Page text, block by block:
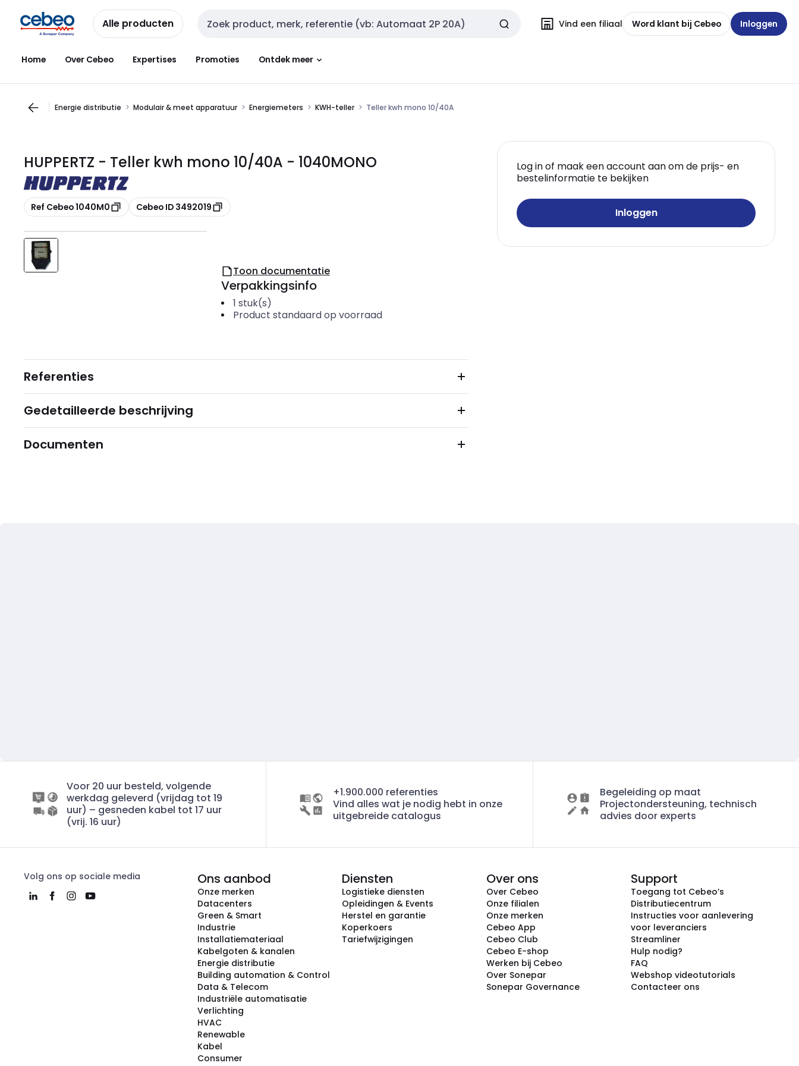
naar
navigatie
naar
inhoud
Alle producten Zoekveld invoer Vind een filiaal Word klant bij Cebeo Inloggen
Home Over Cebeo Expertises Promoties Ontdek meer
Energie distributie Modulair & meet apparatuur Energiemeters KWH-teller Teller kwh mono 10/40A
HUPPERTZ - Teller kwh mono 10/40A - 1040MONO
Kopiëren
Ref Cebeo 1040M0 Kopiëren
Cebeo ID 3492019
Log in of maak een account aan om de prijs- en
bestelinformatie te bekijken
Inloggen
Toon documentatie
Verpakkingsinfo
1 stuk(s)
Product standaard op voorraad
Referenties
Gedetailleerde beschrijving
Documenten
Voor 20 uur besteld, volgende
werkdag geleverd (vrijdag tot 19
uur) – gesneden kabel tot 17 uur
(vrij. 16 uur)
+1.900.000 referenties
Vind alles wat je nodig hebt in onze
uitgebreide catalogus
Begeleiding op maat
Projectondersteuning, technisch
advies door experts
Volg ons op sociale media Ons aanbod
Onze merken
Datacenters
Green & Smart
Industrie
Installatiemateriaal
Kabelgoten & kanalen
Energie distributie
Building automation & Control
Data & Telecom
Industriële automatisatie
Verlichting
HVAC
Renewable
Kabel
Consumer
Diensten
Logistieke diensten
Opleidingen & Events
Herstel en garantie
Koperkoers
Tariefwijzigingen
Over ons
Over Cebeo
Onze filialen
Onze merken
Cebeo App
Cebeo Club
Cebeo E-shop
Werken bij Cebeo
Over Sonepar
Sonepar Governance
Support
Toegang tot Cebeo’s
Distributiecentrum
Instructies voor aanlevering
voor leveranciers
Streamliner
Hulp nodig?
FAQ
Webshop videotutorials
Contacteer ons